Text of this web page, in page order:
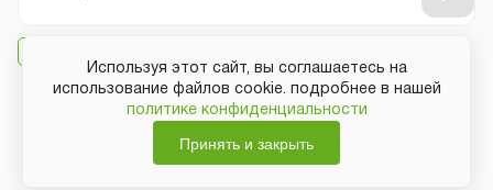
Общие условия покупки
Используя этот сайт, вы соглашаетесь на
использование файлов cookie. подробнее в нашей
политике конфиденциальности
Принять и закрыть